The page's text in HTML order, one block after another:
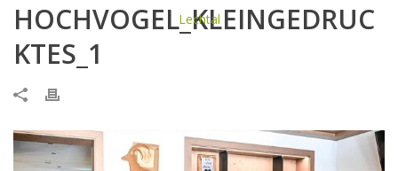
HOCHVOGEL_KLEINGEDRUC
KTES_1